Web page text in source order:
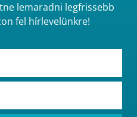
lemaradni legfrissebb
fel hírlevelünkre!